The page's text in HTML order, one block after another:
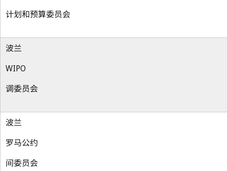
计划和预算委员会
波兰
WIPO
调委员会
波兰
罗马公约
间委员会